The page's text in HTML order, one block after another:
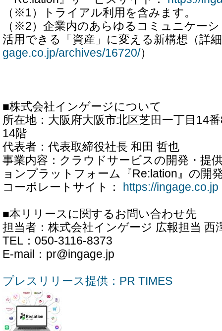
（※1）トライアル利用を含みます。
（※2）企業内のあらゆるコミュニケー
活用できる「資産」に変える新構想（詳
gage.co.jp/archives/16720/）
■株式会社インゲージについて
所在地：大阪府大阪市北区芝田一丁目14
14階
代表者：代表取締役社長 和田 哲也
事業内容：クラウドサービスの開発・提
ョンプラットフォーム『Re:lation』の開
コーポレートサイト：
https://ingage.co.jp
■本リリースに関するお問い合わせ先
担当者：株式会社インゲージ 広報担当 西
TEL：050-3116-8373
E-mail：pr@ingage.jp
プレスリリース提供：PR TIMES